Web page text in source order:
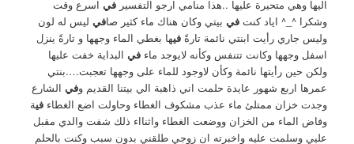
اليها وهي متحيرة عليها ..هذا منامي ارجو التفسيرفي اسرع وقت
وشكرا ^_^ اياد كنتفي بيتي وكان هناك ماء كثير صافي ليس له لون
وليس جاري رأيت ابنتي نائمة تارةًفيها بغطي الماء وجهها و تارةً ينزل
اسفل وجهها وكانت تتنفس وكأنه لايوجد ماءفي البداية خفت عليها
ولكن حين رأيتها نائمة وكأن لاوجود للماء على وجهها تعجبت….بنتي
عمرها اربع شهور عايدة حلمت اني ذاهبة الي بيتنا القديم وفي الشارع
وجدت خزان ممتلئ ماء عذب مشكوف الغطاء وحاولت اضع الغطاءفية
وفاض الماء من الخزان ووضعت الغطاء واثنااء ذلك شفت والدي مقبل
عليي وسلمت عليه واخبرته ان زوجي طلقني بدون سبب وكنت بالحلم